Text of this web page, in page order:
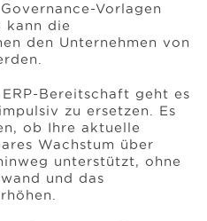
Vorlagen
kann die
den Unternehmen von
Bereitschaft geht es
zu ersetzen. Es
ob Ihre aktuelle
Wachstum über
unterstützt, ohne
und das